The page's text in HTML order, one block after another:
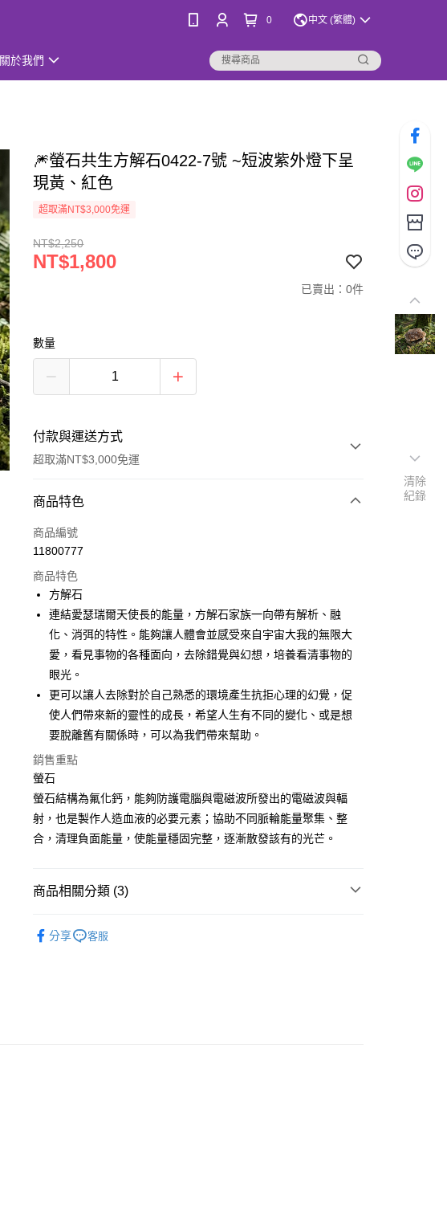
0 中文 (繁體)
關於我們
🎆螢石共生方解石0422-7號 ~短波紫外燈下呈
現黃、紅色
超取滿NT$3,000免運
NT$2,250
NT$1,800
已賣出：0件
數量
付款與運送方式
超取滿NT$3,000免運
付款方式
信用卡一次付款
LINE Pay
Apple Pay
街口支付
悠遊付
ATM付款
運送方式
全家取貨付款
每筆NT$80，滿NT$3,000(含以上)免運費
7-11取貨付款
賣家宅配幫您送（台灣）
郵局幫你送（離島）
商品特色
商品編號
11800777
商品特色
方解石
連結愛瑟瑞爾天使長的能量，方解石家族一向帶有解析、融
化、消弭的特性。能夠讓人體會並感受來自宇宙大我的無限大
愛，看見事物的各種面向，去除錯覺與幻想，培養看清事物的
眼光。
更可以讓人去除對於自己熟悉的環境產生抗拒心理的幻覺，促
使人們帶來新的靈性的成長，希望人生有不同的變化、或是想
要脫離舊有關係時，可以為我們帶來幫助。
銷售重點
螢石
螢石結構為氟化鈣，能夠防護電腦與電磁波所發出的電磁波與輻
射，也是製作人造血液的必要元素；協助不同脈輪能量聚集、整
合，清理負面能量，使能量穩固完整，逐漸散發該有的光芒。
商品相關分類 (3)
分享 客服
清除
紀錄